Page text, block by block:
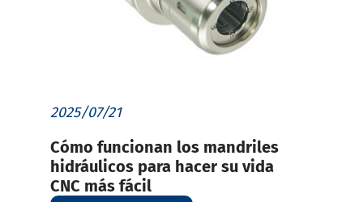
2025/07/21
Cómo funcionan los mandriles
hidráulicos para hacer su vida
CNC más fácil